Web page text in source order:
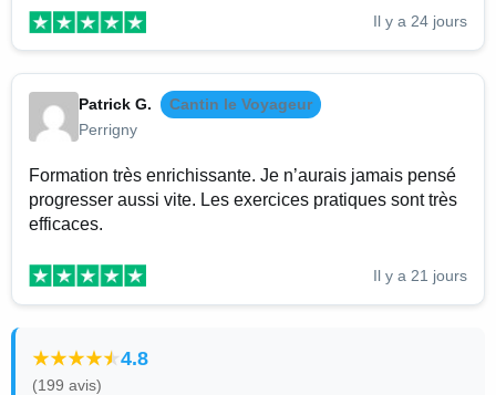
Il y a 24 jours
Patrick G.
Cantin le Voyageur
Perrigny
Formation très enrichissante. Je n’aurais jamais pensé
progresser aussi vite. Les exercices pratiques sont très
efficaces.
Il y a 21 jours
4.8
(199 avis)